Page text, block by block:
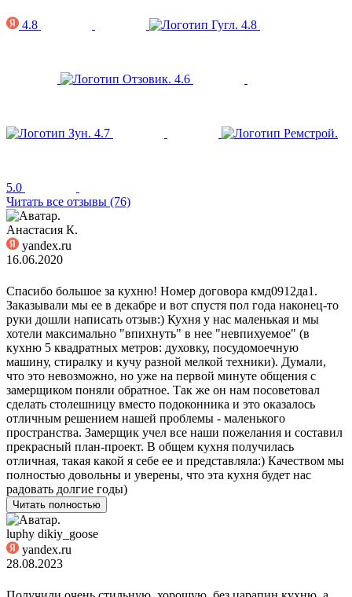
4.8 4.8
4.6
4.7
5.0
Читать все отзывы (76)
Анастасия К.
yandex.ru
16.06.2020
Спасибо большое за кухню! Номер договора кмд0912да1.
Заказывали мы ее в декабре и вот спустя пол года наконец-то
руки дошли написать отзыв:) Кухня у нас маленькая и мы
хотели максимально "впихнуть" в нее "невпихуемое" (в
кухню 5 квадратных метров: духовку, посудомоечную
машину, стиралку и кучу разной мелкой техники). Думали,
что это невозможно, но уже на первой минуте общения с
замерщиком поняли обратное. Так же он нам посоветовал
сделать столешницу вместо подоконника и это оказалось
отличным решением нашей проблемы - маленького
пространства. Замерщик учел все наши пожелания и составил
прекрасный план-проект. В общем кухня получилась
отличная, такая какой я себе ее и представляла:) Качеством мы
полностью довольны и уверены, что эта кухня будет нас
радовать долгие годы)
Читать полностью
luphy dikiy_goose
yandex.ru
28.08.2023